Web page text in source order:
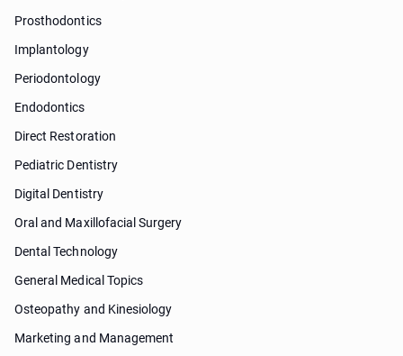
Prosthodontics
Implantology
Periodontology
Endodontics
Direct Restoration
Pediatric Dentistry
Digital Dentistry
Oral and Maxillofacial Surgery
Dental Technology
General Medical Topics
Osteopathy and Kinesiology
Marketing and Management